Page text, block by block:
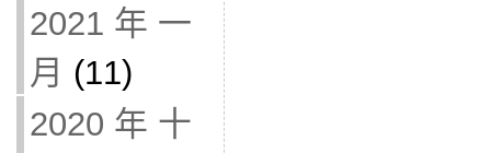
2021 年 一
月 (11)
2020 年 十